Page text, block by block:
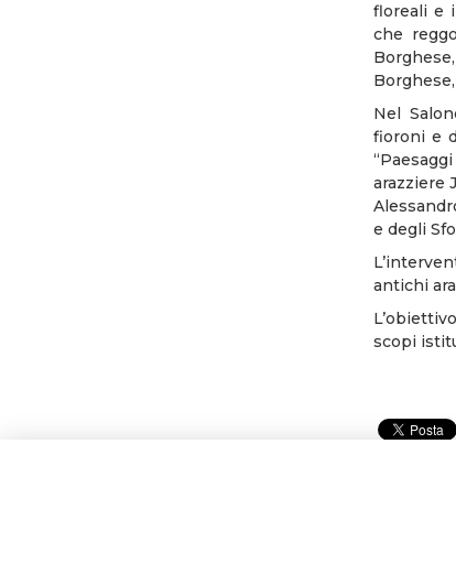
floreali e
che
Nel
fioroni e
arazziere
e degli
antichi
scopi